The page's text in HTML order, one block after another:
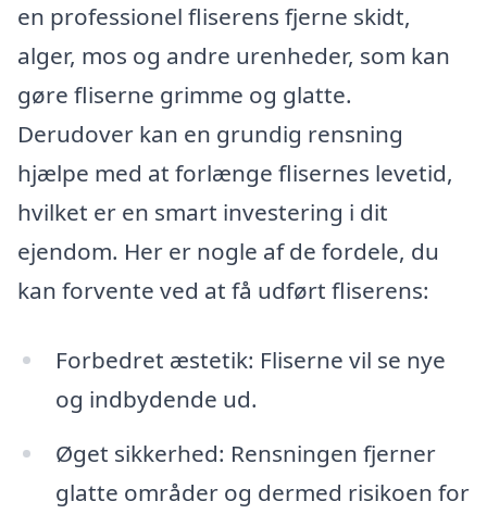
en professionel fliserens fjerne skidt,
alger, mos og andre urenheder, som kan
gøre fliserne grimme og glatte.
Derudover kan en grundig rensning
hjælpe med at forlænge flisernes levetid,
hvilket er en smart investering i dit
ejendom. Her er nogle af de fordele, du
kan forvente ved at få udført fliserens:
Forbedret æstetik: Fliserne vil se nye
og indbydende ud.
Øget sikkerhed: Rensningen fjerner
glatte områder og dermed risikoen for